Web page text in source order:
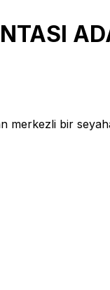
merkezli bir